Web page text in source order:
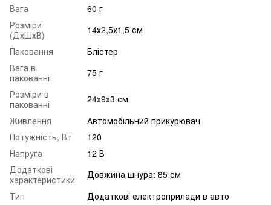
Вага
60 г
Розміри
(ДхШхВ)
14х2,5х1,5 см
Паковання
Блістер
Вага в
пакованні
75 г
Розміри в
пакованні
24х9х3 см
Живлення
Автомобільний прикурювач
Потужність, Вт
120
Напруга
12 В
Додаткові
характеристики
Довжина шнура: 85 см
Тип
Додаткові електроприлади в авто